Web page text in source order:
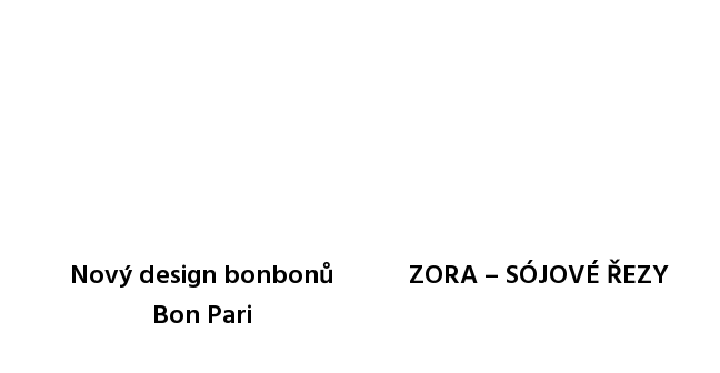
Nový design bonbonů
Bon Pari
ZORA – SÓJOVÉ ŘEZY